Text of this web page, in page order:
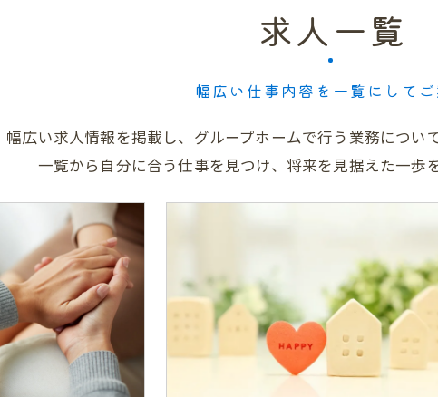
幅広い仕事内容を一覧にしてご
求人一覧
幅広い求人情報を掲載し、グループホームで行う業務につい
一覧から自分に合う仕事を見つけ、将来を見据えた一歩